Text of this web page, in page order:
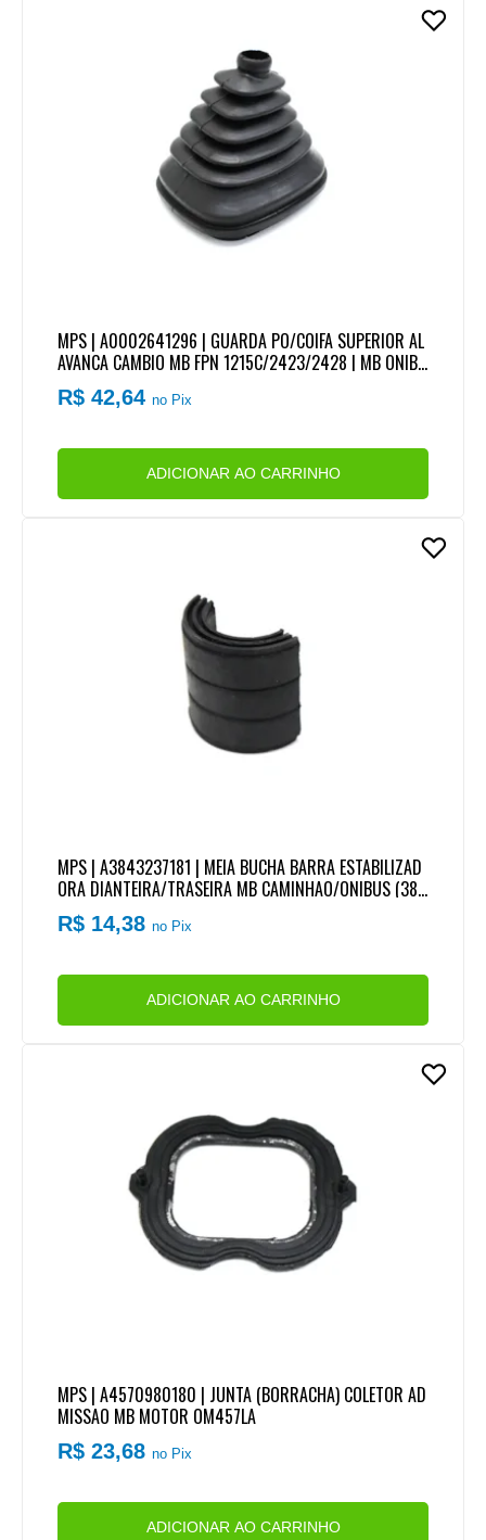
MPS | A0002641296 | GUARDA PO/COIFA SUPERIOR AL
AVANCA CAMBIO MB FPN 1215C/2423/2428 | MB ONIBU
S OH1417/1718M | MB ATEGO (COR PRETA) (COM BASE/
ARO A9736831508)
R$ 42,64no Pix
ADICIONAR AO CARRINHO
MPS | A3843237181 | MEIA BUCHA BARRA ESTABILIZAD
ORA DIANTEIRA/TRASEIRA MB CAMINHAO/ONIBUS (38X
63X60MM)
R$ 14,38no Pix
ADICIONAR AO CARRINHO
MPS | A4570980180 | JUNTA (BORRACHA) COLETOR AD
MISSAO MB MOTOR OM457LA
R$ 23,68no Pix
ADICIONAR AO CARRINHO